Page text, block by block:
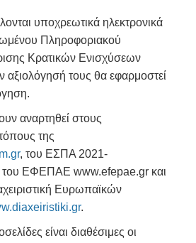
υποχρεωτικά ηλεκτρονικά
Πληροφοριακού
Κρατικών Ενισχύσεων
αξιολόγησή τους θα εφαρμοστεί
αναρτηθεί στους
της
, του ΕΣΠΑ 2021-
του ΕΦΕΠΑΕ www.efepae.gr και
Ευρωπαϊκών
.
είναι διαθέσιμες οι